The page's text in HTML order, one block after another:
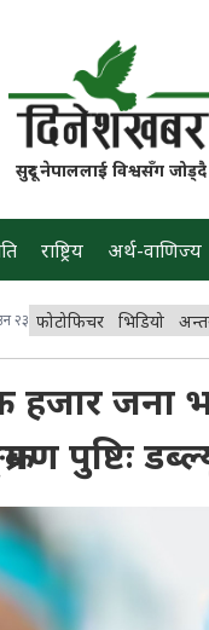
सुदूर नेपाललाई विश्वसँग जोड्दै
राष्ट्रिय अर्थ-वाणिज्य
२३ फोटोफिचर भिडियो
हजार जना
पुष्टिः